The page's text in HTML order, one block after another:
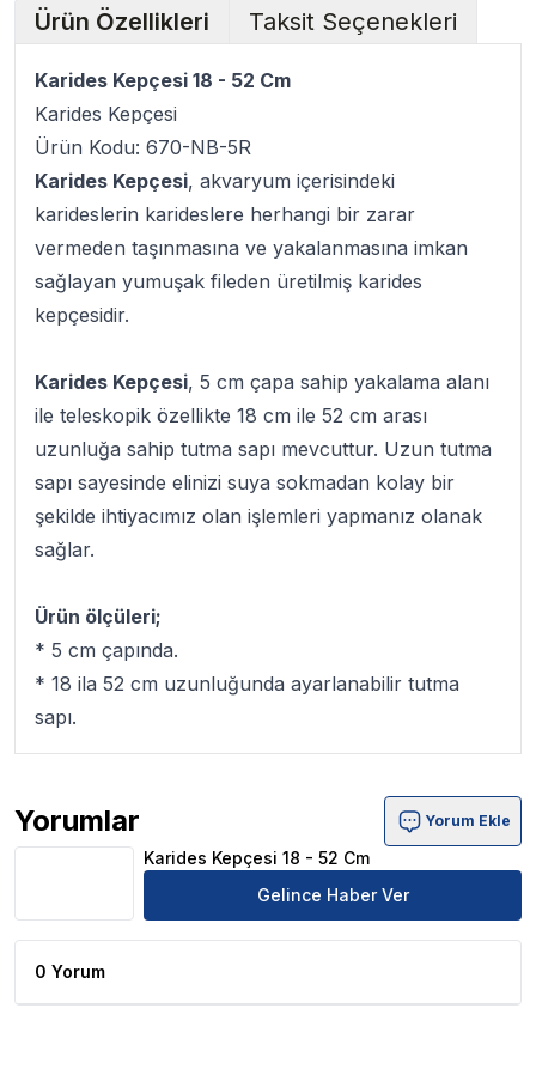
Ürün Özellikleri Taksit Seçenekleri
Karides Kepçesi 18 - 52 Cm
Karides Kepçesi
Ürün Kodu: 670-NB-5R
Karides Kepçesi, akvaryum içerisindeki
karideslerin karideslere herhangi bir zarar
vermeden taşınmasına ve yakalanmasına imkan
sağlayan yumuşak fileden üretilmiş karides
kepçesidir.
Karides Kepçesi, 5 cm çapa sahip yakalama alanı
ile teleskopik özellikte 18 cm ile 52 cm arası
uzunluğa sahip tutma sapı mevcuttur. Uzun tutma
sapı sayesinde elinizi suya sokmadan kolay bir
şekilde ihtiyacımız olan işlemleri yapmanız olanak
sağlar.
Ürün ölçüleri;
* 5 cm çapında.
* 18 ila 52 cm uzunluğunda ayarlanabilir tutma
sapı.
Yorumlar
Karides Kepçesi 18 - 52 Cm Ürün Yorumları
Yorum Ekle
Karides Kepçesi 18 - 52 Cm
Gelince Haber Ver
0 Yorum